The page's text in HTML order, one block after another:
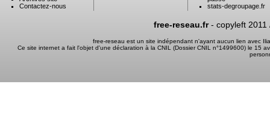
Contactez-nous
stats-degroupage.fr
free-reseau.fr- copyleft 2011
free-reseau est un site indépendant n'ayant aucun lien avec
Ce site internet a fait l'objet d'une déclaration à la CNIL (Dossier CNIL n°1499600) le 15